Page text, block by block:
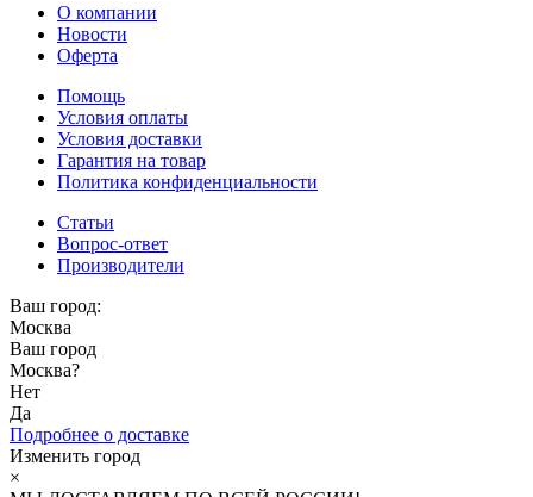
О компании
Новости
Оферта
Помощь
Условия оплаты
Условия доставки
Гарантия на товар
Политика конфиденциальности
Статьи
Вопрос-ответ
Производители
Ваш город:
Москва
Ваш город
Москва?
Нет
Да
Подробнее о доставке
Изменить город
×